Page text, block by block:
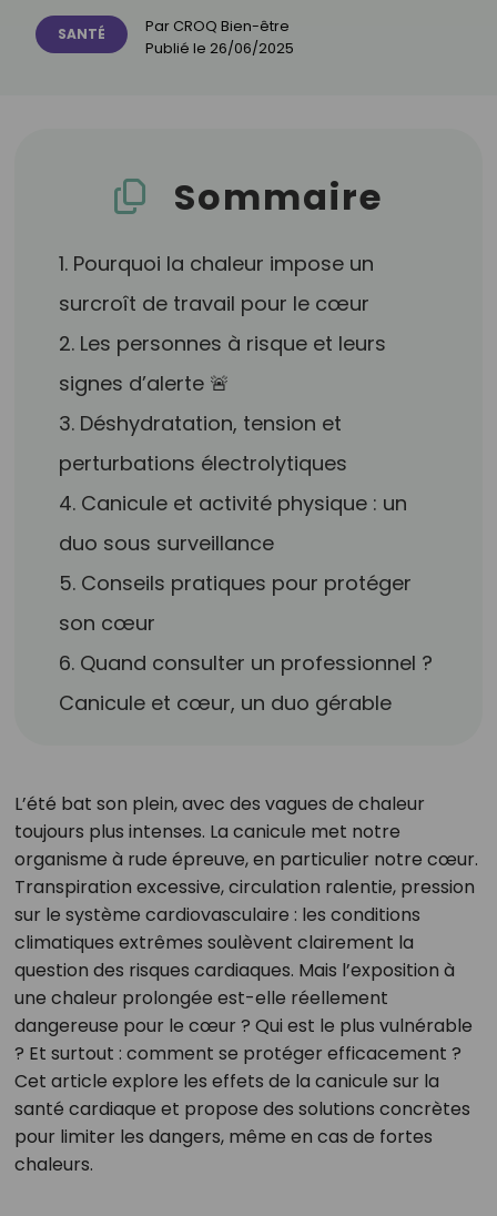
SANTÉ Par CROQ Bien-être
Publié le 26/06/2025
Sommaire
1. Pourquoi la chaleur impose un
surcroît de travail pour le cœur
2. Les personnes à risque et leurs
signes d’alerte 🚨
3. Déshydratation, tension et
perturbations électrolytiques
4. Canicule et activité physique : un
duo sous surveillance
5. Conseils pratiques pour protéger
son cœur
6. Quand consulter un professionnel ?
Canicule et cœur, un duo gérable
L’été bat son plein, avec des vagues de chaleur
toujours plus intenses. La canicule met notre
organisme à rude épreuve, en particulier notre cœur.
Transpiration excessive, circulation ralentie, pression
sur le système cardiovasculaire : les conditions
climatiques extrêmes soulèvent clairement la
question des risques cardiaques. Mais l’exposition à
une chaleur prolongée est-elle réellement
dangereuse pour le cœur ? Qui est le plus vulnérable
? Et surtout : comment se protéger efficacement ?
Cet article explore les effets de la canicule sur la
santé cardiaque et propose des solutions concrètes
pour limiter les dangers, même en cas de fortes
chaleurs.